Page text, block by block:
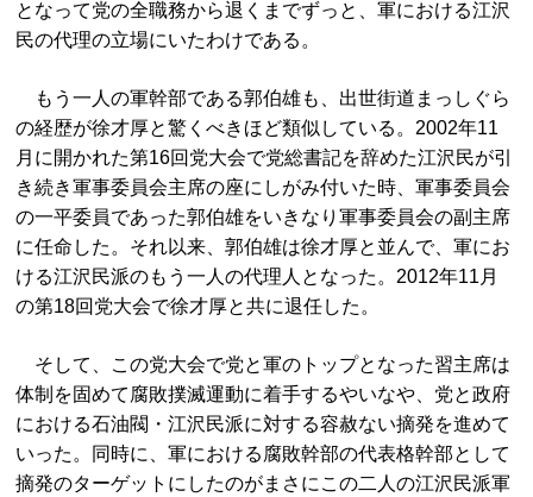
となって党の全職務から退くまでずっと、軍における江沢
民の代理の立場にいたわけである。
もう一人の軍幹部である郭伯雄も、出世街道まっしぐら
の経歴が徐才厚と驚くべきほど類似している。2002年11
月に開かれた第16回党大会で党総書記を辞めた江沢民が引
き続き軍事委員会主席の座にしがみ付いた時、軍事委員会
の一平委員であった郭伯雄をいきなり軍事委員会の副主席
に任命した。それ以来、郭伯雄は徐才厚と並んで、軍にお
ける江沢民派のもう一人の代理人となった。2012年11月
の第18回党大会で徐才厚と共に退任した。
そして、この党大会で党と軍のトップとなった習主席は
体制を固めて腐敗撲滅運動に着手するやいなや、党と政府
における石油閥・江沢民派に対する容赦ない摘発を進めて
いった。同時に、軍における腐敗幹部の代表格幹部として
摘発のターゲットにしたのがまさにこの二人の江沢民派軍